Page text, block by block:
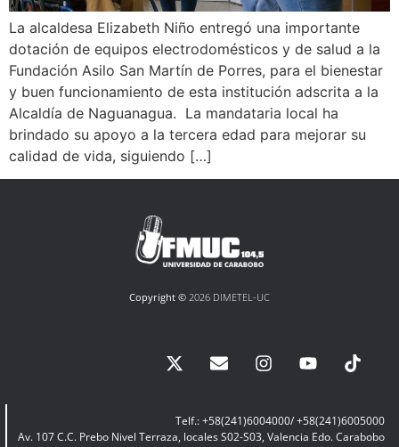
La alcaldesa Elizabeth Niño entregó una importante
dotación de equipos electrodomésticos y de salud a la
Fundación Asilo San Martín de Porres, para el bienestar
y buen funcionamiento de esta institución adscrita a la
Alcaldía de Naguanagua. La mandataria local ha
brindado su apoyo a la tercera edad para mejorar su
calidad de vida, siguiendo […]
Copyright © 2026 DIMETEL-UC
Telf.: +58(241)6004000/ +58(241)6005000
Av. 107 C.C. Prebo Nivel Terraza, locales S02-S03, Valencia Edo. Carabobo